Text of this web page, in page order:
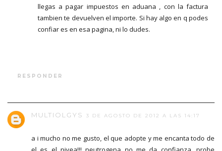
llegas a pagar impuestos en aduana , con la factura
tambien te devuelven el importe. Si hay algo en q podes
confiar es en esa pagina, ni lo dudes.
RESPONDER
MULTIOLGYS 3 DE AGOSTO DE 2012 A LAS 14:17
a i mucho no me gusto, el que adopte y me encanta todo de